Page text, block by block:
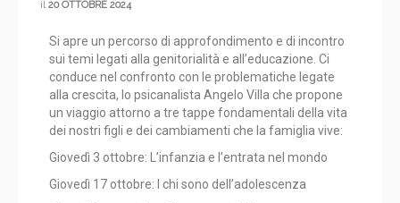
il 20 OTTOBRE 2024
Si apre un percorso di approfondimento e di incontro
sui temi legati alla genitorialità e all’educazione. Ci
conduce nel confronto con le problematiche legate
alla crescita, lo psicanalista Angelo Villa che propone
un viaggio attorno a tre tappe fondamentali della vita
dei nostri figli e dei cambiamenti che la famiglia vive:
Giovedì 3 ottobre: L’infanzia e l’entrata nel mondo
Giovedì 17 ottobre: I chi sono dell’adolescenza